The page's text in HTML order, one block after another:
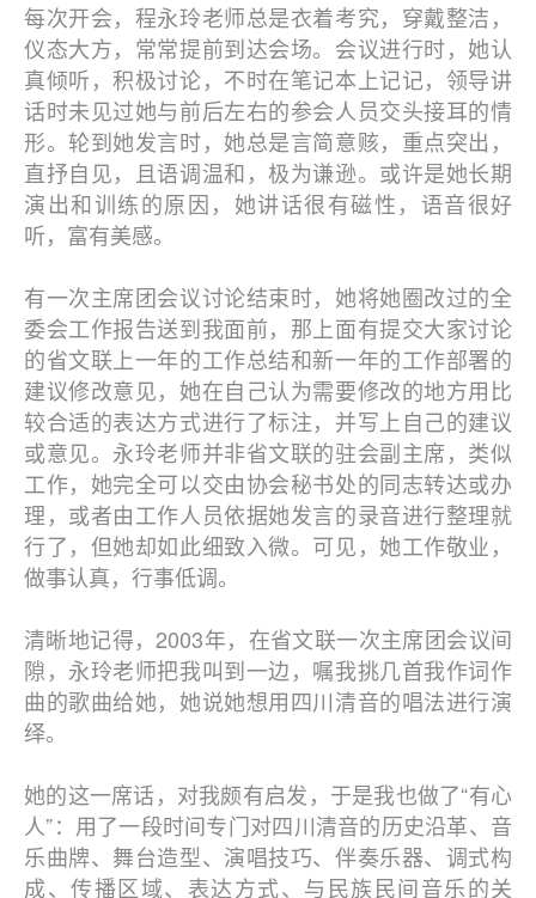
每次开会，程永玲老师总是衣着考究，穿戴整洁，
仪态大方，常常提前到达会场。会议进行时，她认
真倾听，积极讨论，不时在笔记本上记记，领导讲
话时未见过她与前后左右的参会人员交头接耳的情
形。轮到她发言时，她总是言简意赅，重点突出，
直抒自见，且语调温和，极为谦逊。或许是她长期
演出和训练的原因，她讲话很有磁性，语音很好
听，富有美感。
有一次主席团会议讨论结束时，她将她圈改过的全
委会工作报告送到我面前，那上面有提交大家讨论
的省文联上一年的工作总结和新一年的工作部署的
建议修改意见，她在自己认为需要修改的地方用比
较合适的表达方式进行了标注，并写上自己的建议
或意见。永玲老师并非省文联的驻会副主席，类似
工作，她完全可以交由协会秘书处的同志转达或办
理，或者由工作人员依据她发言的录音进行整理就
行了，但她却如此细致入微。可见，她工作敬业，
做事认真，行事低调。
清晰地记得，2003年，在省文联一次主席团会议间
隙，永玲老师把我叫到一边，嘱我挑几首我作词作
曲的歌曲给她，她说她想用四川清音的唱法进行演
绎。
她的这一席话，对我颇有启发，于是我也做了“有心
人”：用了一段时间专门对四川清音的历史沿革、音
乐曲牌、舞台造型、演唱技巧、伴奏乐器、调式构
成、传播区域、表达方式、与民族民间音乐的关